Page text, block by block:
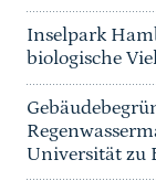
Inselpark
biologische
Universität zu